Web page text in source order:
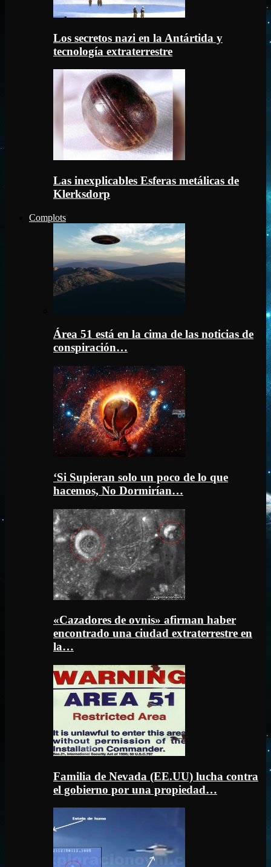
Los secretos nazi en la Antártida y
tecnología extraterrestre
Las inexplicables Esferas metálicas de
Klerksdorp
Complots
Área 51 está en la cima de las noticias de
conspiración…
‘Si Supieran solo un poco de lo que
hacemos, No Dormirían…
«Cazadores de ovnis» afirman haber
encontrado una ciudad extraterrestre en
la…
Familia de Nevada (EE.UU) lucha contra
el gobierno por una propiedad…